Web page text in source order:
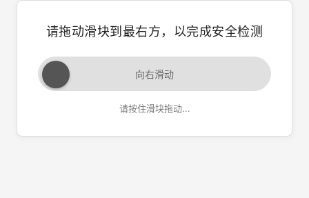
请拖动滑块到最右方，以完成安全检测
向右滑动
请按住滑块拖动...